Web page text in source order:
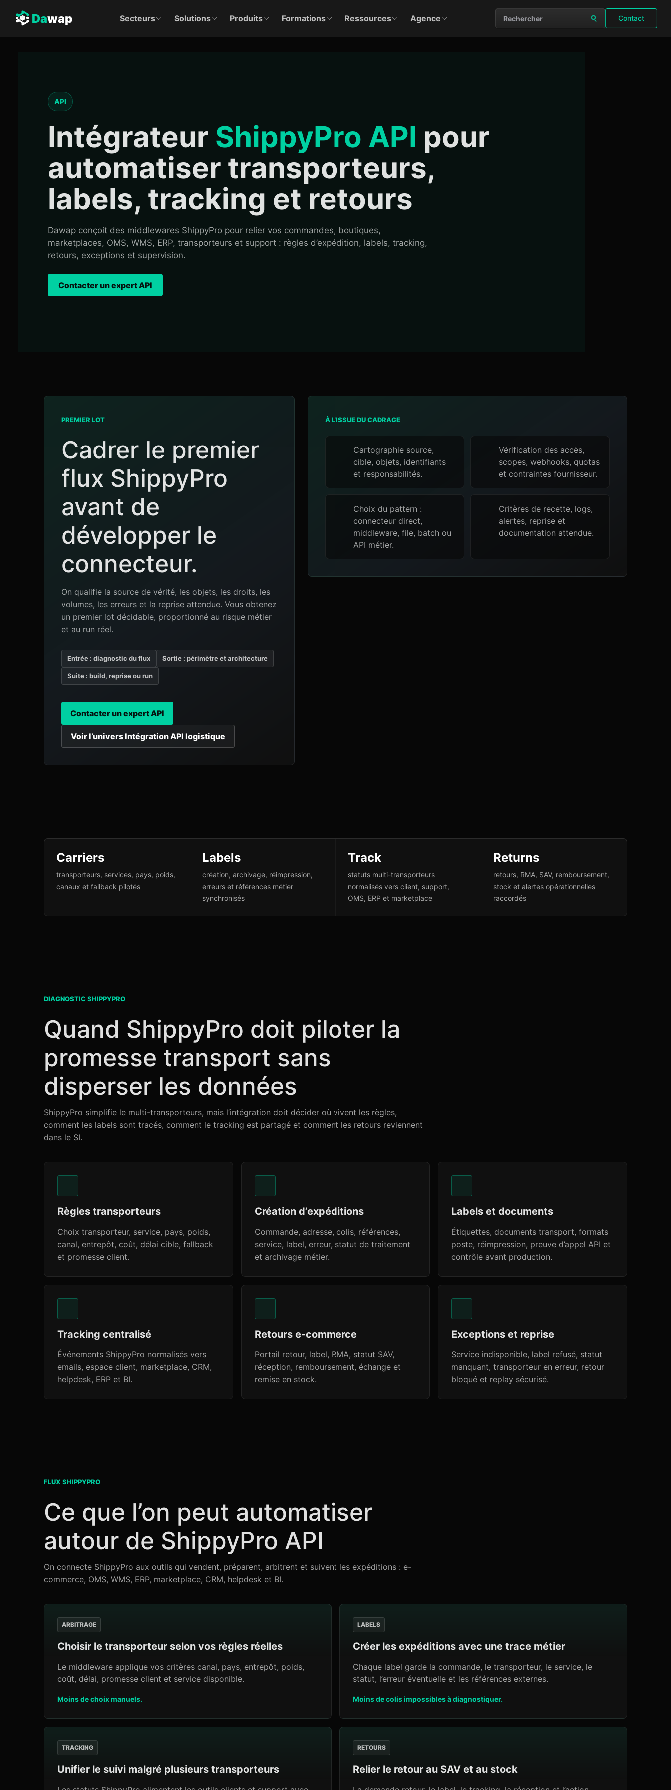
Dawap Secteurs Solutions Produits Formations Ressources Agence
Rechercher sur le site
Contact
API
Intégrateur ShippyPro API pour
automatiser transporteurs,
labels, tracking et retours
Dawap conçoit des middlewares ShippyPro pour relier vos commandes, boutiques,
marketplaces, OMS, WMS, ERP, transporteurs et support : règles d’expédition, labels, tracking,
retours, exceptions et supervision.
Contacter un expert API
PREMIER LOT
Cadrer le premier
flux ShippyPro
avant de
développer le
connecteur.
On qualifie la source de vérité, les objets, les droits, les
volumes, les erreurs et la reprise attendue. Vous obtenez
un premier lot décidable, proportionné au risque métier
et au run réel.
Entrée : diagnostic du flux Sortie : périmètre et architecture
Suite : build, reprise ou run
Contacter un expert API
Voir l’univers Intégration API logistique
À L’ISSUE DU CADRAGE
Cartographie source,
cible, objets, identifiants
et responsabilités.
Vérification des accès,
scopes, webhooks, quotas
et contraintes fournisseur.
Choix du pattern :
connecteur direct,
middleware, file, batch ou
API métier.
Critères de recette, logs,
alertes, reprise et
documentation attendue.
Carriers
transporteurs, services, pays, poids,
canaux et fallback pilotés
Labels
création, archivage, réimpression,
erreurs et références métier
synchronisés
Track
statuts multi-transporteurs
normalisés vers client, support,
OMS, ERP et marketplace
Returns
retours, RMA, SAV, remboursement,
stock et alertes opérationnelles
raccordés
DIAGNOSTIC SHIPPYPRO
Quand ShippyPro doit piloter la
promesse transport sans
disperser les données
ShippyPro simplifie le multi-transporteurs, mais l’intégration doit décider où vivent les règles,
comment les labels sont tracés, comment le tracking est partagé et comment les retours reviennent
dans le SI.
Règles transporteurs
Choix transporteur, service, pays, poids,
canal, entrepôt, coût, délai cible, fallback
et promesse client.
Création d’expéditions
Commande, adresse, colis, références,
service, label, erreur, statut de traitement
et archivage métier.
Labels et documents
Étiquettes, documents transport, formats
poste, réimpression, preuve d’appel API et
contrôle avant production.
Tracking centralisé
Événements ShippyPro normalisés vers
emails, espace client, marketplace, CRM,
helpdesk, ERP et BI.
Retours e-commerce
Portail retour, label, RMA, statut SAV,
réception, remboursement, échange et
remise en stock.
Exceptions et reprise
Service indisponible, label refusé, statut
manquant, transporteur en erreur, retour
bloqué et replay sécurisé.
FLUX SHIPPYPRO
Ce que l’on peut automatiser
autour de ShippyPro API
On connecte ShippyPro aux outils qui vendent, préparent, arbitrent et suivent les expéditions : e-
commerce, OMS, WMS, ERP, marketplace, CRM, helpdesk et BI.
ARBITRAGE
Choisir le transporteur selon vos règles réelles
Le middleware applique vos critères canal, pays, entrepôt, poids,
coût, délai, promesse client et service disponible.
Moins de choix manuels.
LABELS
Créer les expéditions avec une trace métier
Chaque label garde la commande, le transporteur, le service, le
statut, l’erreur éventuelle et les références externes.
Moins de colis impossibles à diagnostiquer.
TRACKING
Unifier le suivi malgré plusieurs transporteurs
RETOURS
Relier le retour au SAV et au stock